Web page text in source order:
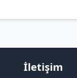
İletişim